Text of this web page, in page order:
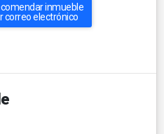
inmueble
correo electrónico